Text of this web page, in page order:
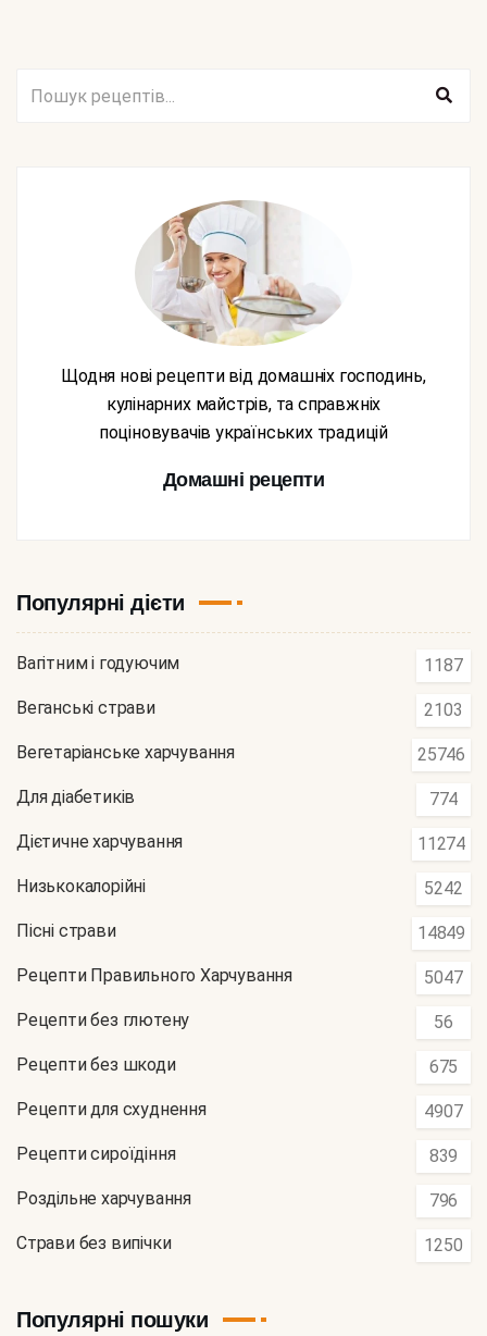
Щодня нові рецепти від домашніх господинь,
кулінарних майстрів, та справжніх
поціновувачів українських традицій
Домашні рецепти
Популярні дієти
Вагітним і годуючим 1187
Веганські страви 2103
Вегетаріанське харчування 25746
Для діабетиків 774
Дієтичне харчування 11274
Низькокалорійні 5242
Пісні страви 14849
Рецепти Правильного Харчування 5047
Рецепти без глютену 56
Рецепти без шкоди 675
Рецепти для схуднення 4907
Рецепти сироїдіння 839
Роздільне харчування 796
Страви без випічки 1250
Популярні пошуки